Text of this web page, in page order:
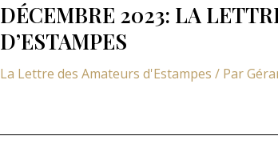
DÉCEMBRE 2023: LA
D’ESTAMPES
La Lettre des Amateurs d'Estampes / Par